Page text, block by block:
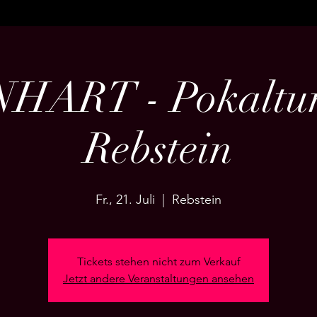
-
Rebstein
Fr., 21. Juli Rebstein
Tickets stehen nicht zum Verkauf
Jetzt andere Veranstaltungen ansehen